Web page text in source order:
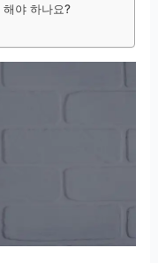
야 하나요?